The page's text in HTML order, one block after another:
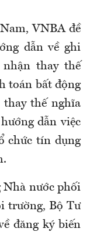
VNBA đề
dẫn về ghi
thay thế
toán bất động
thế nghĩa
dẫn việc
chức tín dụng
Nhà nước phối
trường, Bộ Tư
đăng ký biến